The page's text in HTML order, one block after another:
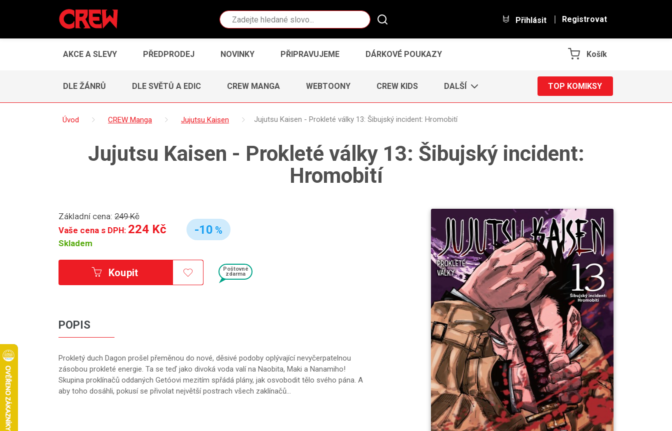
Vyhledávání Přihlásit Registrovat
AKCE A SLEVY PŘEDPRODEJ NOVINKY PŘIPRAVUJEME DÁRKOVÉ POUKAZY Košík
DLE ŽÁNRŮ DLE SVĚTŮ A EDIC CREW MANGA WEBTOONY CREW KIDS DALŠÍ TOP KOMIKSY
Úvod CREW Manga Jujutsu Kaisen Jujutsu Kaisen - Prokleté války 13: Šibujský incident: Hromobití
Jujutsu Kaisen - Prokleté války 13: Šibujský incident:
Hromobití
Základní cena: 249 Kč
Vaše cena s DPH: 224 Kč
Skladem
-10 %
Koupit Poštovné
zdarma
POPIS
Prokletý duch Dagon prošel přeměnou do nové, děsivé podoby oplývající nevyčerpatelnou
zásobou prokleté energie. Ta se teď jako divoká voda valí na Naobita, Maki a Nanamiho!
Skupina proklínačů oddaných Getóovi mezitím spřádá plány, jak osvobodit tělo svého pána. A
aby toho dosáhli, pokusí se přivolat největší postrach všech zaklínačů...